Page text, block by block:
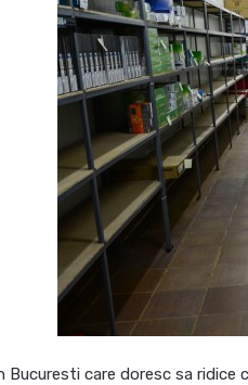
Bucuresti care doresc sa